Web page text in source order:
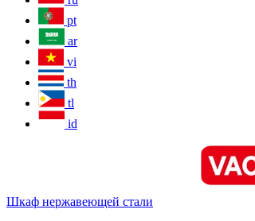
pt
ar
vi
th
tl
id
Шкаф нержавеющей стали